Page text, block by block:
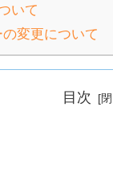
いて
変更について
目次